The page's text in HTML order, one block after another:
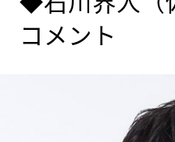
コメント